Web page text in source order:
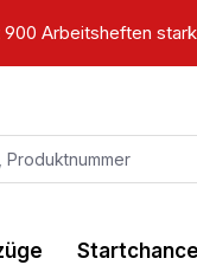
Arbeitsheften